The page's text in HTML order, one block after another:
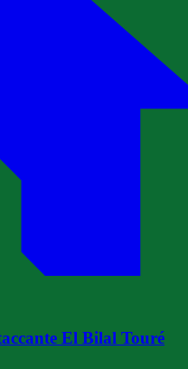
El Bilal Touré